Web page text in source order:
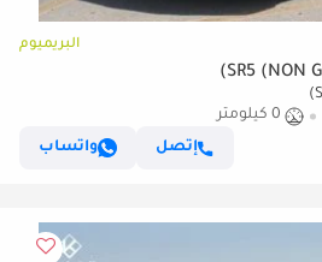
البريميوم
0 كيلومتر
إتصل
واتساب